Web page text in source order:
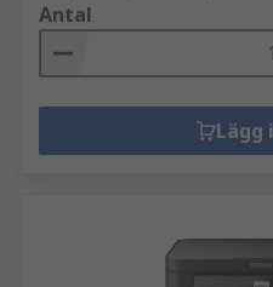
Antal
Lägg